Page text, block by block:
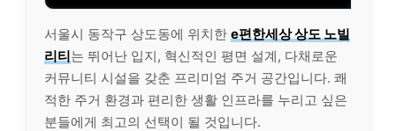
서울시 동작구 상도동에 위치한 e편한세상 상도 노빌
리티는 뛰어난 입지, 혁신적인 평면 설계, 다채로운
커뮤니티 시설을 갖춘 프리미엄 주거 공간입니다. 쾌
적한 주거 환경과 편리한 생활 인프라를 누리고 싶은
분들에게 최고의 선택이 될 것입니다.